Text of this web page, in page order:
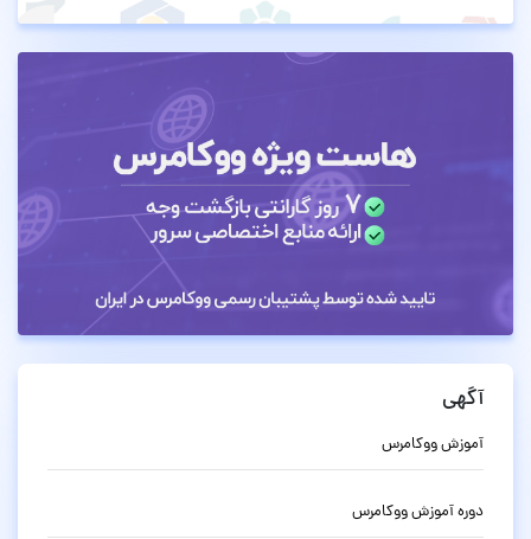
آگهی
آموزش ووکامرس
دوره آموزش ووکامرس